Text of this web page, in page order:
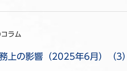
ラム
上の影響（2025年6月）（3）